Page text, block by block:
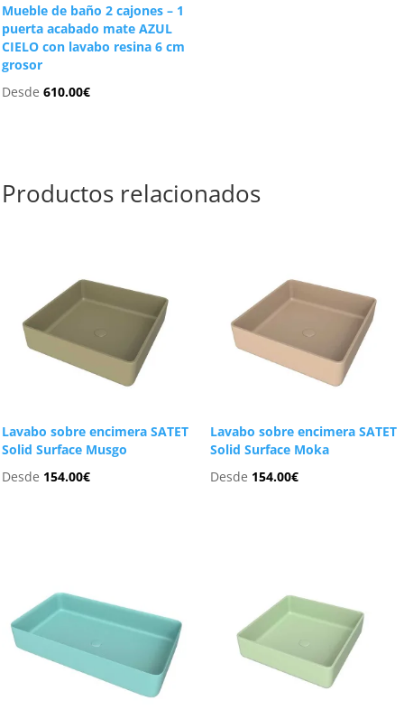
Mueble de baño 2 cajones – 1
puerta acabado mate AZUL
CIELO con lavabo resina 6 cm
grosor
Desde610.00€
Productos relacionados
Lavabo sobre encimera SATET
Solid Surface Musgo
Desde 154.00€
Lavabo sobre encimera SATET
Solid Surface Moka
Desde 154.00€